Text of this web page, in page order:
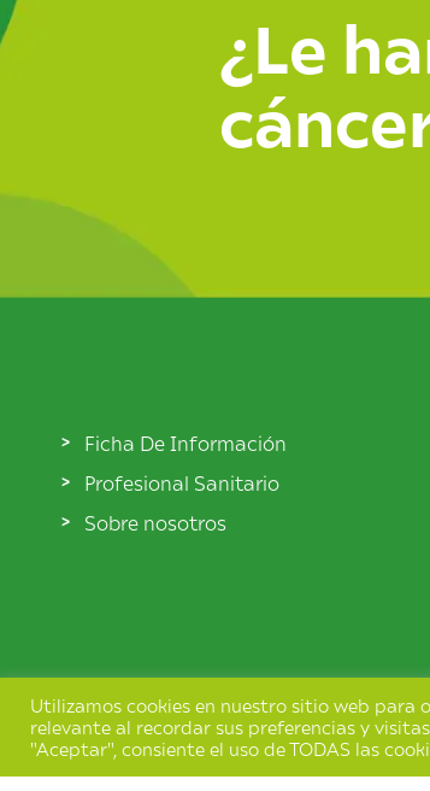
¿Le
Ficha De Información
Profesional Sanitario
Sobre nosotros
Utilizamos cookies en nuestro sitio web para
relevante al recordar sus preferencias y
"Aceptar", consiente el uso de TODAS las